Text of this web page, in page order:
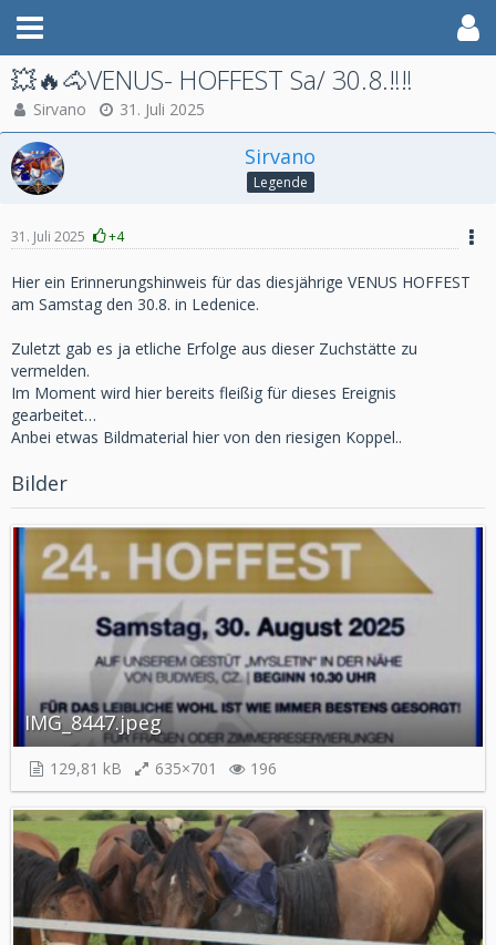
💥🔥🐴VENUS- HOFFEST Sa/ 30.8.‼️‼️
Sirvano 31. Juli 2025
Sirvano
Legende
31. Juli 2025 +4
Hier ein Erinnerungshinweis für das diesjährige VENUS HOFFEST
am Samstag den 30.8. in Ledenice.
Zuletzt gab es ja etliche Erfolge aus dieser Zuchstätte zu
vermelden.
Im Moment wird hier bereits fleißig für dieses Ereignis
gearbeitet…
Anbei etwas Bildmaterial hier von den riesigen Koppel..
Bilder
IMG_8447.jpeg
129,81 kB 635×701 196